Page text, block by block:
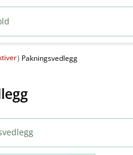
) Pakningsvedlegg